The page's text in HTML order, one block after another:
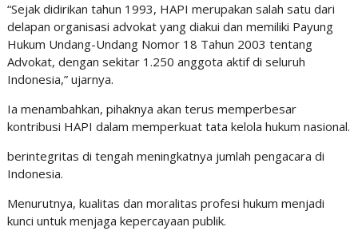
“Sejak didirikan tahun 1993, HAPI merupakan salah satu dari
delapan organisasi advokat yang diakui dan memiliki Payung
Hukum Undang-Undang Nomor 18 Tahun 2003 tentang
Advokat, dengan sekitar 1.250 anggota aktif di seluruh
Indonesia,” ujarnya.
Ia menambahkan, pihaknya akan terus memperbesar
kontribusi HAPI dalam memperkuat tata kelola hukum nasional.
berintegritas di tengah meningkatnya jumlah pengacara di
Indonesia.
Menurutnya, kualitas dan moralitas profesi hukum menjadi
kunci untuk menjaga kepercayaan publik.